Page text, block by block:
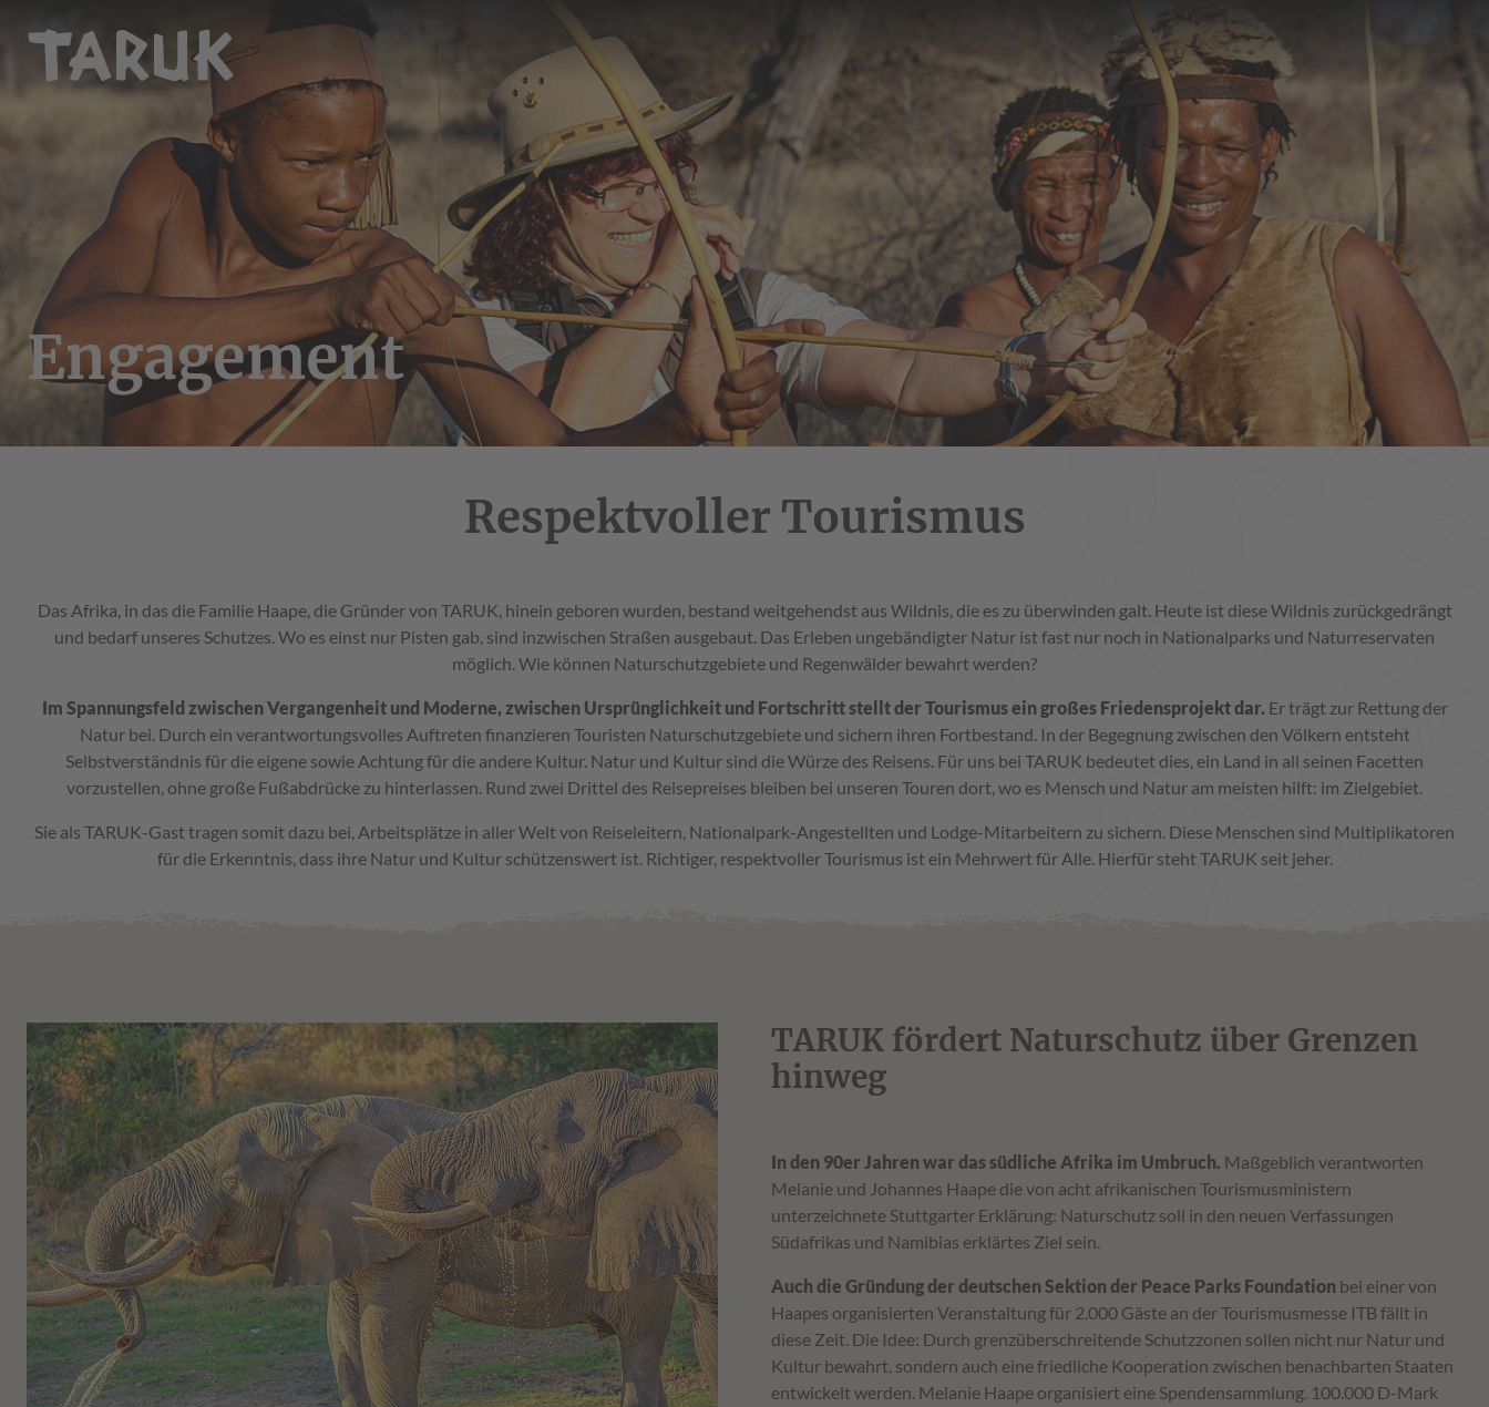
Engagement
Respektvoller Tourismus
Das Afrika, in das die Familie Haape, die Gründer von TARUK, hinein geboren wurden, bestand weitgehendst aus Wildnis, die es zu überwinden galt. Heute ist diese Wildnis zurückgedrängt
und bedarf unseres Schutzes. Wo es einst nur Pisten gab, sind inzwischen Straßen ausgebaut. Das Erleben ungebändigter Natur ist fast nur noch in Nationalparks und Naturreservaten
möglich. Wie können Naturschutzgebiete und Regenwälder bewahrt werden?
Im Spannungsfeld zwischen Vergangenheit und Moderne, zwischen Ursprünglichkeit und Fortschritt stellt der Tourismus ein großes Friedensprojekt dar. Er trägt zur Rettung der
Natur bei. Durch ein verantwortungsvolles Auftreten finanzieren Touristen Naturschutzgebiete und sichern ihren Fortbestand. In der Begegnung zwischen den Völkern entsteht
Selbstverständnis für die eigene sowie Achtung für die andere Kultur. Natur und Kultur sind die Würze des Reisens. Für uns bei TARUK bedeutet dies, ein Land in all seinen Facetten
vorzustellen, ohne große Fußabdrücke zu hinterlassen. Rund zwei Drittel des Reisepreises bleiben bei unseren Touren dort, wo es Mensch und Natur am meisten hilft: im Zielgebiet.
Sie als TARUK-Gast tragen somit dazu bei, Arbeitsplätze in aller Welt von Reiseleitern, Nationalpark-Angestellten und Lodge-Mitarbeitern zu sichern. Diese Menschen sind Multiplikatoren
für die Erkenntnis, dass ihre Natur und Kultur schützenswert ist. Richtiger, respektvoller Tourismus ist ein Mehrwert für Alle. Hierfür steht TARUK seit jeher.
TARUK fördert Naturschutz über Grenzen
hinweg
In den 90er Jahren war das südliche Afrika im Umbruch. Maßgeblich verantworten
Melanie und Johannes Haape die von acht afrikanischen Tourismusministern
unterzeichnete Stuttgarter Erklärung: Naturschutz soll in den neuen Verfassungen
Südafrikas und Namibias erklärtes Ziel sein.
Auch die Gründung der deutschen Sektion der Peace Parks Foundation bei einer von
Haapes organisierten Veranstaltung für 2.000 Gäste an der Tourismusmesse ITB fällt in
diese Zeit. Die Idee: Durch grenzüberschreitende Schutzzonen sollen nicht nur Natur und
Kultur bewahrt, sondern auch eine friedliche Kooperation zwischen benachbarten Staaten
entwickelt werden. Melanie Haape organisiert eine Spendensammlung. 100.000 D-Mark